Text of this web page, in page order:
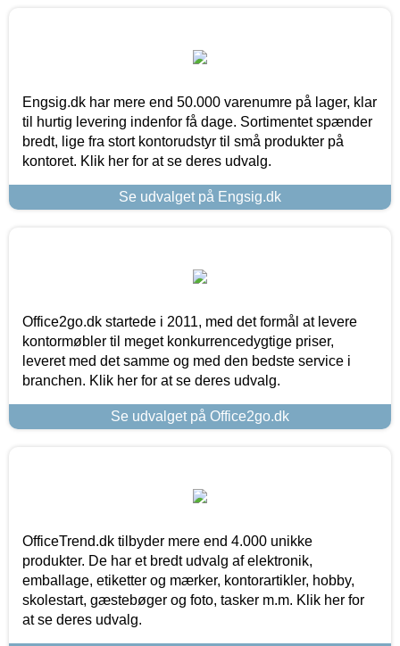
Engsig.dk har mere end 50.000 varenumre på lager, klar
til hurtig levering indenfor få dage. Sortimentet spænder
bredt, lige fra stort kontorudstyr til små produkter på
kontoret. Klik her for at se deres udvalg.
Se udvalget på Engsig.dk
Office2go.dk startede i 2011, med det formål at levere
kontormøbler til meget konkurrencedygtige priser,
leveret med det samme og med den bedste service i
branchen. Klik her for at se deres udvalg.
Se udvalget på Office2go.dk
OfficeTrend.dk tilbyder mere end 4.000 unikke
produkter. De har et bredt udvalg af elektronik,
emballage, etiketter og mærker, kontorartikler, hobby,
skolestart, gæstebøger og foto, tasker m.m. Klik her for
at se deres udvalg.